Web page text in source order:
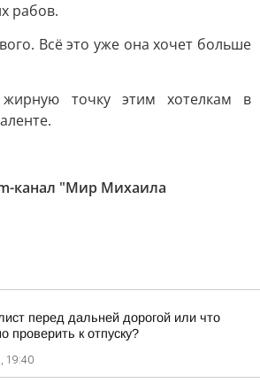
рабов.
Всё это уже она хочет больше
точку этим хотелкам в
канал "Мир Михаила
перед дальней дорогой или что
проверить к отпуску?
19:40